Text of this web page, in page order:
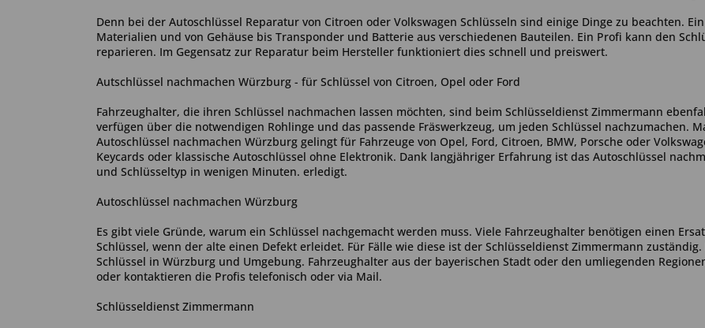
Denn bei der Autoschlüssel Reparatur von Citroen oder Volkswagen Schlüsseln sind einige Dinge zu beachten.
Materialien und von Gehäuse bis Transponder und Batterie aus verschiedenen Bauteilen. Ein Profi kann den
reparieren. Im Gegensatz zur Reparatur beim Hersteller funktioniert dies schnell und preiswert.
Autschlüssel nachmachen Würzburg - für Schlüssel von Citroen, Opel oder Ford
Fahrzeughalter, die ihren Schlüssel nachmachen lassen möchten, sind beim Schlüsseldienst Zimmermann
verfügen über die notwendigen Rohlinge und das passende Fräswerkzeug, um jeden Schlüssel nachzumachen.
Autoschlüssel nachmachen Würzburg gelingt für Fahrzeuge von Opel, Ford, Citroen, BMW, Porsche oder
Keycards oder klassische Autoschlüssel ohne Elektronik. Dank langjähriger Erfahrung ist das Autoschlüssel
und Schlüsseltyp in wenigen Minuten. erledigt.
Autoschlüssel nachmachen Würzburg
Es gibt viele Gründe, warum ein Schlüssel nachgemacht werden muss. Viele Fahrzeughalter benötigen einen
Schlüssel, wenn der alte einen Defekt erleidet. Für Fälle wie diese ist der Schlüsseldienst Zimmermann
Schlüssel in Würzburg und Umgebung. Fahrzeughalter aus der bayerischen Stadt oder den umliegenden
oder kontaktieren die Profis telefonisch oder via Mail.
Schlüsseldienst Zimmermann